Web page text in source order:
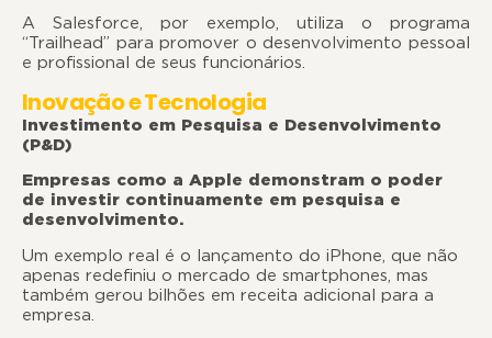
A Salesforce, por exemplo, utiliza o programa
“Trailhead” para promover o desenvolvimento pessoal
e profissional de seus funcionários.
Inovação e Tecnologia
Investimento em Pesquisa e Desenvolvimento
(P&D)
Empresas como a Apple demonstram o poder
de investir continuamente em pesquisa e
Um exemplo real é o lançamento do iPhone, que não
apenas redefiniu o mercado de smartphones, mas
também gerou bilhões em receita adicional para a